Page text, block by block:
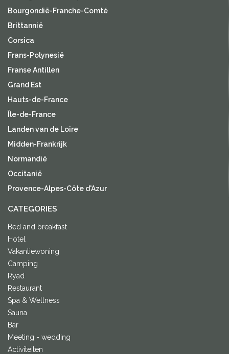
Bourgondië-Franche-Comté
Brittannië
Corsica
Frans-Polynesië
Franse Antillen
Grand Est
Hauts-de-France
Île-de-France
Landen van de Loire
Midden-Frankrijk
Normandië
Occitanië
Provence-Alpes-Côte d'Azur
CATEGORIES
Bed and breakfast
Hotel
Vakantiewoning
Camping
Ryad
Restaurant
Spa & Wellness
Sauna
Bar
Meeting - wedding
Activiteiten